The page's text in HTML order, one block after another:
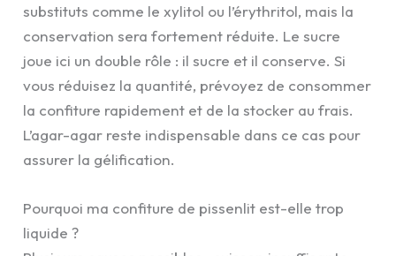
substituts comme le xylitol ou l’érythritol, mais la
conservation sera fortement réduite. Le sucre
joue ici un double rôle : il sucre et il conserve. Si
vous réduisez la quantité, prévoyez de consommer
la confiture rapidement et de la stocker au frais.
L’agar-agar reste indispensable dans ce cas pour
assurer la gélification.
Pourquoi ma confiture de pissenlit est-elle trop
liquide ?